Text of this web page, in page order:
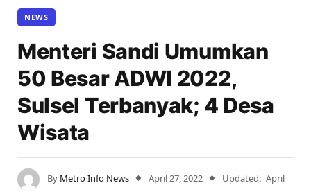
NEWS
Menteri Sandi Umumkan
50 Besar ADWI 2022,
Sulsel Terbanyak; 4 Desa
Wisata
By Metro Info News April 27, 2022 Updated: April